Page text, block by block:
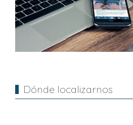
Dónde localizarnos